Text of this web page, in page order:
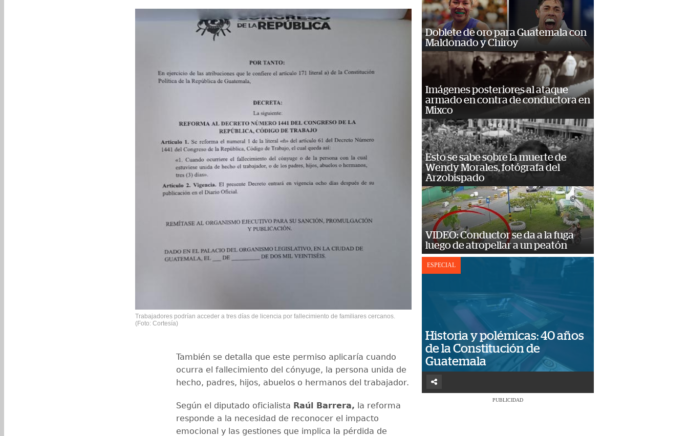
Trabajadores podrían acceder a tres días de licencia por fallecimiento de familiares cercanos.
(Foto: Cortesía)
También se detalla que este permiso aplicaría cuando
ocurra el fallecimiento del cónyuge, la persona unida de
hecho, padres, hijos, abuelos o hermanos del trabajador.
Según el diputado oficialista Raúl Barrera, la reforma
responde a la necesidad de reconocer el impacto
emocional y las gestiones que implica la pérdida de
Doblete de oro para Guatemala con
Maldonado y Chiroy
Imágenes posteriores al ataque
armado en contra de conductora en
Mixco
Esto se sabe sobre la muerte de
Wendy Morales, fotógrafa del
Arzobispado
VIDEO: Conductor se da a la fuga
luego de atropellar a un peatón
ESPECIAL
Historia y polémicas: 40 años
de la Constitución de
Guatemala
PUBLICIDAD